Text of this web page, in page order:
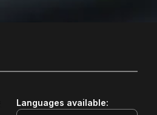
Languages available: